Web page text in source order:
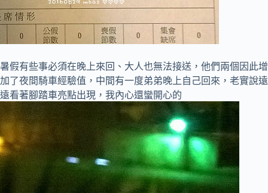
暑假有些事必須在晚上來回、大人也無法接送，他們兩個因此增
加了夜間騎車經驗值，中間有一度弟弟晚上自己回來，老實說遠
遠看著腳踏車亮點出現，我內心還蠻開心的